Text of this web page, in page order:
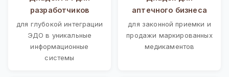
разработчиков
для глубокой интеграции
ЭДО в уникальные
информационные
системы
аптечного бизнеса
для законной приемки и
продажи маркированных
медикаментов